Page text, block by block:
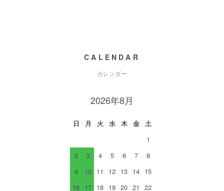
CALENDAR
カレンダー
2026年8月
日 月 火 水 木 金
土
1
2
3 4 5 6 7
8
9
10 11 12 13 14 15
16 17 18 19 20 21
22